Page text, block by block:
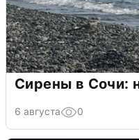
Сирены в Сочи:
6 августа 0